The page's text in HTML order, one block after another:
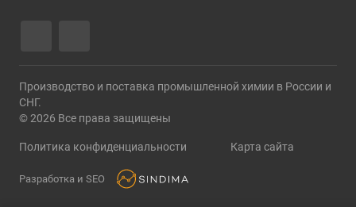
Производство и поставка промышленной химии в России и
СНГ.
© 2026 Все права защищены
Политика конфиденциальности Карта сайта
Разработка и SEO